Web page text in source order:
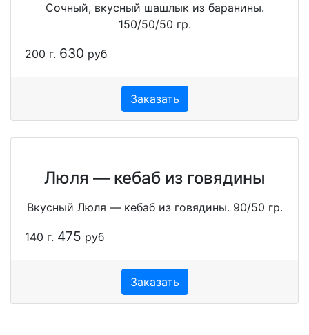
Сочный, вкусный шашлык из баранины.
150/50/50 гр.
200 г. 630 руб
Заказать
Люля — кебаб из говядины
Вкусный Люля — кебаб из говядины. 90/50 гр.
140 г. 475 руб
Заказать